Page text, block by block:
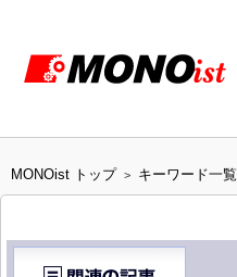
MONOist トップ > キーワード一覧